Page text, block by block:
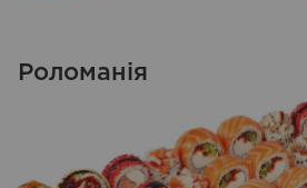
Роломанія